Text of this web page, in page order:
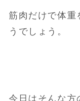
筋肉だけで体重
うでしょう。
今日はそんな方